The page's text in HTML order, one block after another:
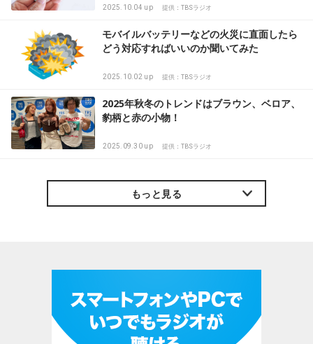
2025.10.04 up 提供：TBSラジオ
モバイルバッテリーなどの火災に直面したら
どう対応すればいいのか聞いてみた
2025.10.02 up 提供：TBSラジオ
2025年秋冬のトレンドはブラウン、ベロア、
豹柄と赤の小物！
2025.09.30 up 提供：TBSラジオ
もっと見る